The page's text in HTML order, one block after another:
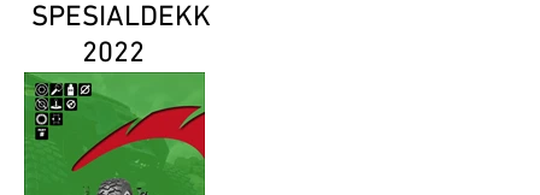
SPESIALDEKK
2022